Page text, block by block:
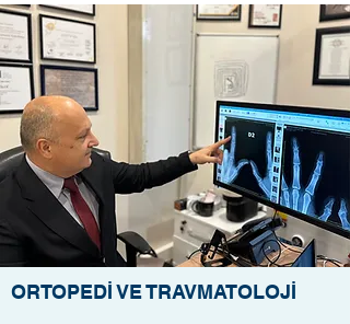
ORTOPEDİ VE TRAVMATOLOJİ